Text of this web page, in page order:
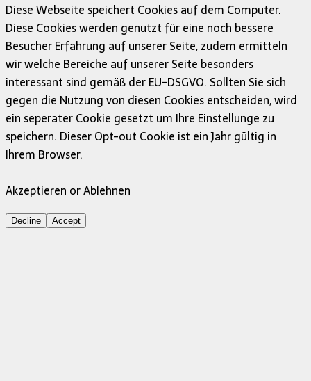
Diese Webseite speichert Cookies auf dem Computer.
Diese Cookies werden genutzt für eine noch bessere
Besucher Erfahrung auf unserer Seite, zudem ermitteln
wir welche Bereiche auf unserer Seite besonders
interessant sind gemäß der EU-DSGVO. Sollten Sie sich
gegen die Nutzung von diesen Cookies entscheiden, wird
ein seperater Cookie gesetzt um Ihre Einstellunge zu
speichern. Dieser Opt-out Cookie ist ein Jahr gültig in
Ihrem Browser.
Akzeptieren or Ablehnen
Decline Accept